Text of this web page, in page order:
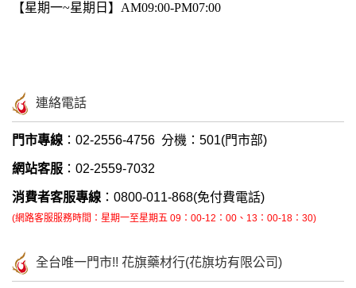
【星期一~星期日】 AM09:00-PM07:00
連絡電話
門市專線 ：02-2556-4756 分機：501(門市部)
網站客服 ：02-2559-7032
消費者客服專線 ：0800-011-868(免付費電話)
(網路客服服務時間：星期一至星期五 09：00-12：00、13：00-18：30)
全台唯一門市!! 花旗藥材行(花旗坊有限公司)